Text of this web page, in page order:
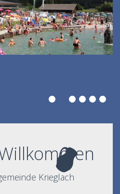
Krieglach